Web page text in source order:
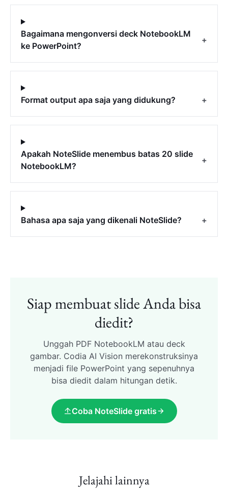
Bagaimana mengonversi deck NotebookLM
ke PowerPoint?
+
Format output apa saja yang didukung? +
Apakah NoteSlide menembus batas 20 slide
NotebookLM?
+
Bahasa apa saja yang dikenali NoteSlide? +
Siap membuat slide Anda bisa
diedit?
Unggah PDF NotebookLM atau deck
gambar. Codia AI Vision merekonstruksinya
menjadi file PowerPoint yang sepenuhnya
bisa diedit dalam hitungan detik.
Coba NoteSlide gratis
Jelajahi lainnya